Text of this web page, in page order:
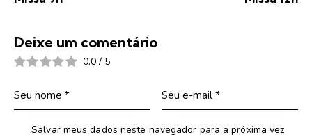
Deixe um comentário
0.0 / 5
Salvar meus dados neste navegador para a próxima vez